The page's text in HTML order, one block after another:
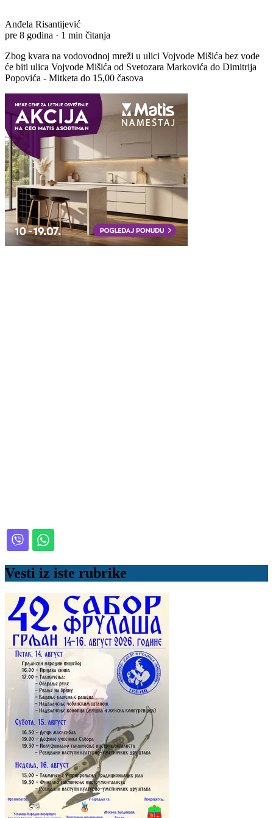
Anđela Risantijević
pre 8 godina · 1 min čitanja
Zbog kvara na vodovodnoj mreži u ulici Vojvode Mišića bez vode
će biti ulica Vojvode Mišića od Svetozara Markovića do Dimitrija
Popovića - Mitketa do 15,00 časova
Vesti iz iste rubrike